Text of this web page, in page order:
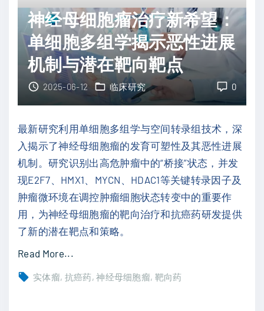
线
治
疗
新
突
破
疗
效
显
安
全
性
可
控
免
疫
疗
法
新
：
智
能
D
N
A
水
神经母细胞瘤治疗新希望：
单细胞多组学揭示恶性进展
机制与潜在靶向靶点
0
2025-06-12 临床研究
最新研究利用单细胞多组学与空间转录组技术，深
入揭示了神经母细胞瘤的发育可塑性及其恶性进展
机制。研究识别出高危肿瘤中的“桥接”状态，并发
现E2F7、HMX1、MYCN、HDAC1等关键转录因子及
肿瘤微环境在调控肿瘤细胞状态转变中的重要作
用，为神经母细胞瘤的靶向治疗和抗癌药研发提供
了新的潜在靶点和策略。
Read More...
实体瘤 抗癌药 神经母细胞瘤 靶向药